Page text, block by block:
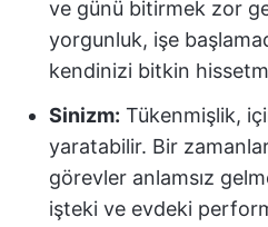
ve günü bitirmek zor
yorgunluk, işe
kendinizi bitkin
Sinizm: Tükenmişlik,
yaratabilir. Bir zamanlar
görevler anlamsız
işteki ve evdeki